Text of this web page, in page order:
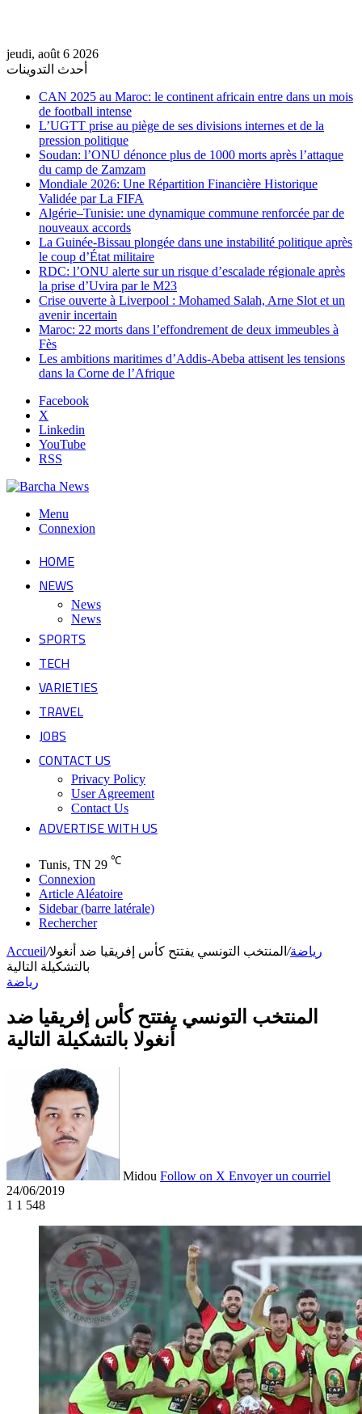
jeudi, août 6 2026
أحدث التدوينات
CAN 2025 au Maroc: le continent africain entre dans un mois
de football intense
L’UGTT prise au piège de ses divisions internes et de la
pression politique
Soudan: l’ONU dénonce plus de 1000 morts après l’attaque
du camp de Zamzam
Mondiale 2026: Une Répartition Financière Historique
Validée par La FIFA
Algérie–Tunisie: une dynamique commune renforcée par de
nouveaux accords
La Guinée-Bissau plongée dans une instabilité politique après
le coup d’État militaire
RDC: l’ONU alerte sur un risque d’escalade régionale après
la prise d’Uvira par le M23
Crise ouverte à Liverpool : Mohamed Salah, Arne Slot et un
avenir incertain
Maroc: 22 morts dans l’effondrement de deux immeubles à
Fès
Les ambitions maritimes d’Addis-Abeba attisent les tensions
dans la Corne de l’Afrique
Facebook
X
Linkedin
YouTube
RSS
Menu
Connexion
HOME
NEWS
News
News
SPORTS
TECH
VARIETIES
TRAVEL
JOBS
CONTACT US
Privacy Policy
User Agreement
Contact Us
ADVERTISE WITH US
Tunis, TN 29 ℃
Connexion
Article Aléatoire
Sidebar (barre latérale)
Rechercher
Accueil/ رياضة/ المنتخب التونسي يفتتح كأس إفريقيا ضد أنغولا
بالتشكيلة التالية
رياضة
المنتخب التونسي يفتتح كأس إفريقيا ضد
أنغولا بالتشكيلة التالية
Midou Follow on X Envoyer un courriel
24/06/2019
1 1 548